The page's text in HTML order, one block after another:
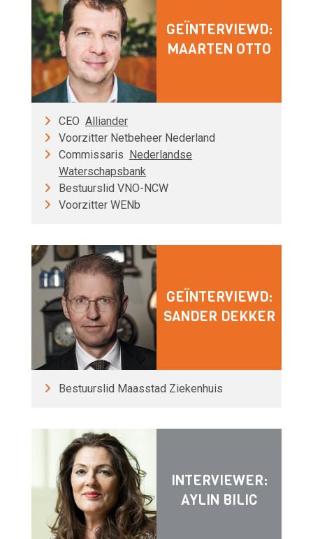
GEÏNTERVIEWD:
MAARTEN OTTO
CEO Alliander
Voorzitter Netbeheer Nederland
Commissaris Nederlandse
Waterschapsbank
Bestuurslid VNO-NCW
Voorzitter WENb
GEÏNTERVIEWD:
SANDER DEKKER
Bestuurslid Maasstad Ziekenhuis
INTERVIEWER:
AYLIN BILIC